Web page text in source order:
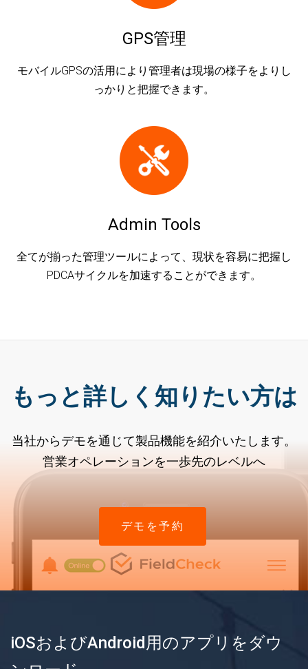
GPS管理
モバイルGPSの活用により管理者は現場の様子をよりし
っかりと把握できます。
Admin Tools
全てが揃った管理ツールによって、現状を容易に把握し
PDCAサイクルを加速することができます。
もっと詳しく知りたい方は
当社からデモを通じて製品機能を紹介いたします。
営業オペレーションを一歩先のレベルへ
デモを予約
iOSおよびAndroid用のアプリをダウ